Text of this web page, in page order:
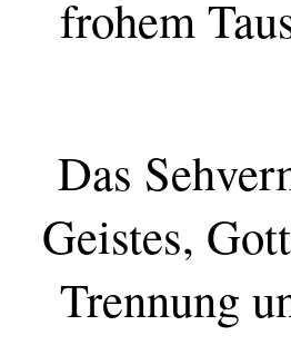
frohem
Das
Geistes,
Trennung